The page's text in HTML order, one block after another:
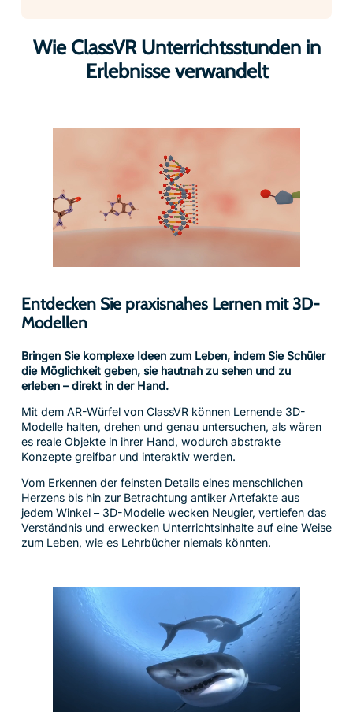
Wie ClassVR Unterrichtsstunden in
Erlebnisse verwandelt
Entdecken Sie praxisnahes Lernen mit 3D-
Modellen
Bringen Sie komplexe Ideen zum Leben, indem Sie Schüler
die Möglichkeit geben, sie hautnah zu sehen und zu
erleben – direkt in der Hand.
Mit dem AR-Würfel von ClassVR können Lernende 3D-
Modelle halten, drehen und genau untersuchen, als wären
es reale Objekte in ihrer Hand, wodurch abstrakte
Konzepte greifbar und interaktiv werden.
Vom Erkennen der feinsten Details eines menschlichen
Herzens bis hin zur Betrachtung antiker Artefakte aus
jedem Winkel – 3D-Modelle wecken Neugier, vertiefen das
Verständnis und erwecken Unterrichtsinhalte auf eine Weise
zum Leben, wie es Lehrbücher niemals könnten.